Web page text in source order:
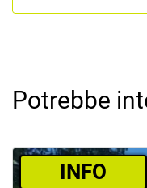
Potrebbe
­INFO